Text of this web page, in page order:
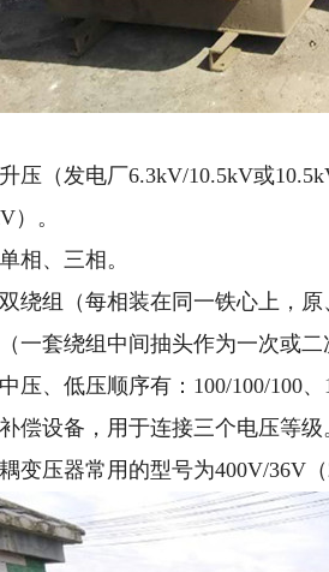
压（发电厂6.3kV/10.5kV或
）。
相、三相。
绕组（每相装在同一铁心上，
一套绕组中间抽头作为一次或
压、低压顺序有：100/100/100
偿设备，用于连接三个电压等
变压器常用的型号为400V/36V